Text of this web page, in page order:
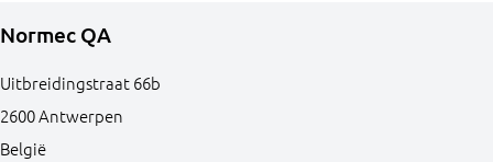
Normec QA
Uitbreidingstraat66b
2600Antwerpen
België